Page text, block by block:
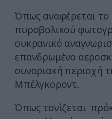
Όπως αναφέρεται
πυροβολικού
ουκρανικό
επανδρωμένο
συνοριακή περιοχή
Μπέλγκοροντ.
Όπως τονίζεται